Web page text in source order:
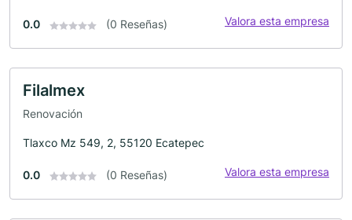
0.0 (0 Reseñas) Valora esta empresa
Filalmex
Renovación
Tlaxco Mz 549, 2, 55120 Ecatepec
0.0 (0 Reseñas) Valora esta empresa